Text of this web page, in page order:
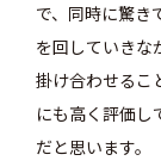
で、同時に驚き
を回していきな
掛け合わせるこ
にも高く評価し
だと思います。